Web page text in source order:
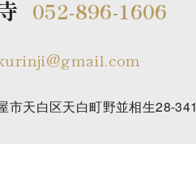
052-896-1606
市天白区天白町野並相生28-341